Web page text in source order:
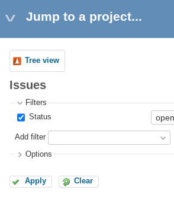
Jump to a project...
Tree view
Issues
Filters
Status
Add filter
Options
Apply Clear